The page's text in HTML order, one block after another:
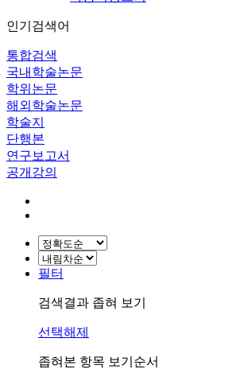
인기검색어
통합검색
국내학술논문
학위논문
해외학술논문
학술지
단행본
연구보고서
공개강의
필터
검색결과 좁혀 보기
선택해제
좁혀본 항목 보기순서